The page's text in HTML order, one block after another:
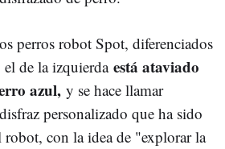
perros robot Spot, diferenciados
de la izquierda está ataviado
azul, y se hace llamar
personalizado que ha sido
robot, con la idea de "explorar la